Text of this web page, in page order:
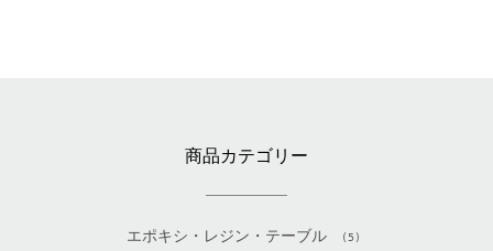
商品カテゴリー
エポキシ・レジン・テーブル (5)